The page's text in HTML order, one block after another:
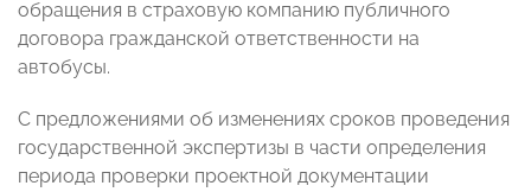
обращения в страховую компанию публичного
договора гражданской ответственности на
автобусы.
С предложениями об изменениях сроков проведения
государственной экспертизы в части определения
периода проверки проектной документации